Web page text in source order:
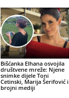
Bišćanka Elhana osvojila
društvene mreže: Njene
snimke dijele Toni
Cetinski, Marija Šerifović i
brojni mediji